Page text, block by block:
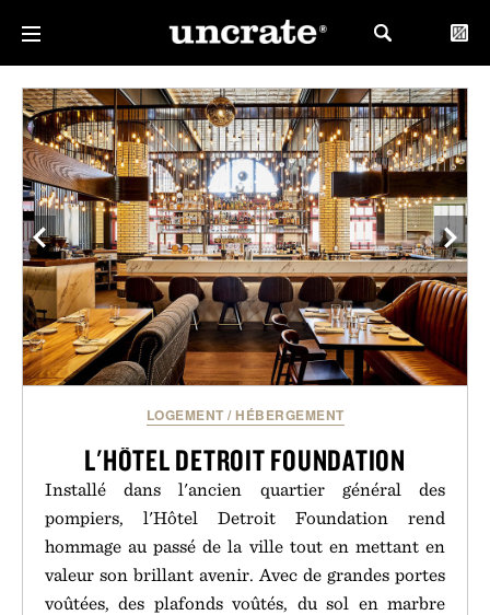
LOGEMENT / HÉBERGEMENT
L'HÔTEL DETROIT FOUNDATION
Installé dans l'ancien quartier général des
pompiers, l'Hôtel Detroit Foundation rend
hommage au passé de la ville tout en mettant en
valeur son brillant avenir. Avec de grandes portes
voûtées, des plafonds voûtés, du sol en marbre